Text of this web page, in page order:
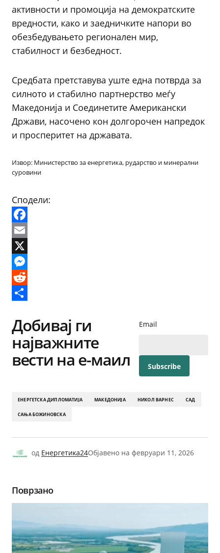
активности и промоција на демократските
вредности, како и заедничките напори во
обезбедувањето регионален мир,
стабилност и безбедност.
Средбата претставува уште една потврда за
силното и стабилно партнерство меѓу
Македонија и Соединетите Американски
Држави, насочено кон долгорочен напредок
и просперитет на државата.
Извор: Министерство за енергетика, рударство и минерални
суровини
Сподели:
Facebook
Email
X
Messenger
Reddit
Добивај ги
најважните
вести на е-маил
Email
ЕНЕРГЕТСКА ДИПЛОМАТИЈА МАКЕДОНИЈА НИКОЛ ВАРНЕС САД
САЊА БОЖИНОВСКА
од Енергетика24Објавено на февруари 11, 2026
Поврзано